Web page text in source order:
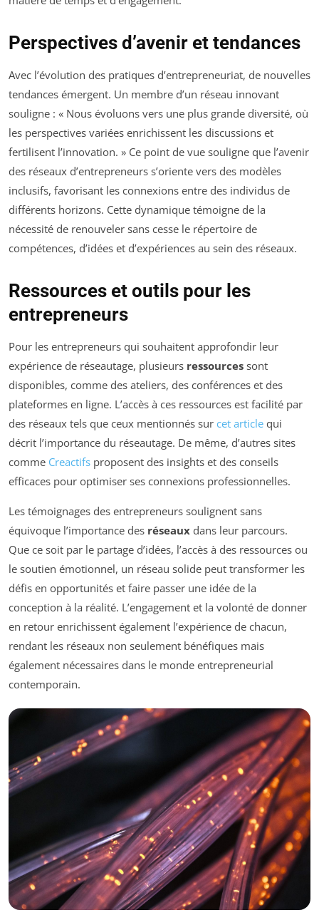
Perspectives d’avenir et tendances
Avec l’évolution des pratiques d’entrepreneuriat, de nouvelles
tendances émergent. Un membre d’un réseau innovant
souligne : « Nous évoluons vers une plus grande diversité, où
les perspectives variées enrichissent les discussions et
fertilisent l’innovation. » Ce point de vue souligne que l’avenir
des réseaux d’entrepreneurs s’oriente vers des modèles
inclusifs, favorisant les connexions entre des individus de
différents horizons. Cette dynamique témoigne de la
nécessité de renouveler sans cesse le répertoire de
compétences, d’idées et d’expériences au sein des réseaux.
Ressources et outils pour les
entrepreneurs
Pour les entrepreneurs qui souhaitent approfondir leur
expérience de réseautage, plusieurs ressources sont
disponibles, comme des ateliers, des conférences et des
plateformes en ligne. L’accès à ces ressources est facilité par
des réseaux tels que ceux mentionnés sur cet article qui
décrit l’importance du réseautage. De même, d’autres sites
comme Creactifs proposent des insights et des conseils
efficaces pour optimiser ses connexions professionnelles.
Les témoignages des entrepreneurs soulignent sans
équivoque l’importance des réseaux dans leur parcours.
Que ce soit par le partage d’idées, l’accès à des ressources ou
le soutien émotionnel, un réseau solide peut transformer les
défis en opportunités et faire passer une idée de la
conception à la réalité. L’engagement et la volonté de donner
en retour enrichissent également l’expérience de chacun,
rendant les réseaux non seulement bénéfiques mais
également nécessaires dans le monde entrepreneurial
contemporain.